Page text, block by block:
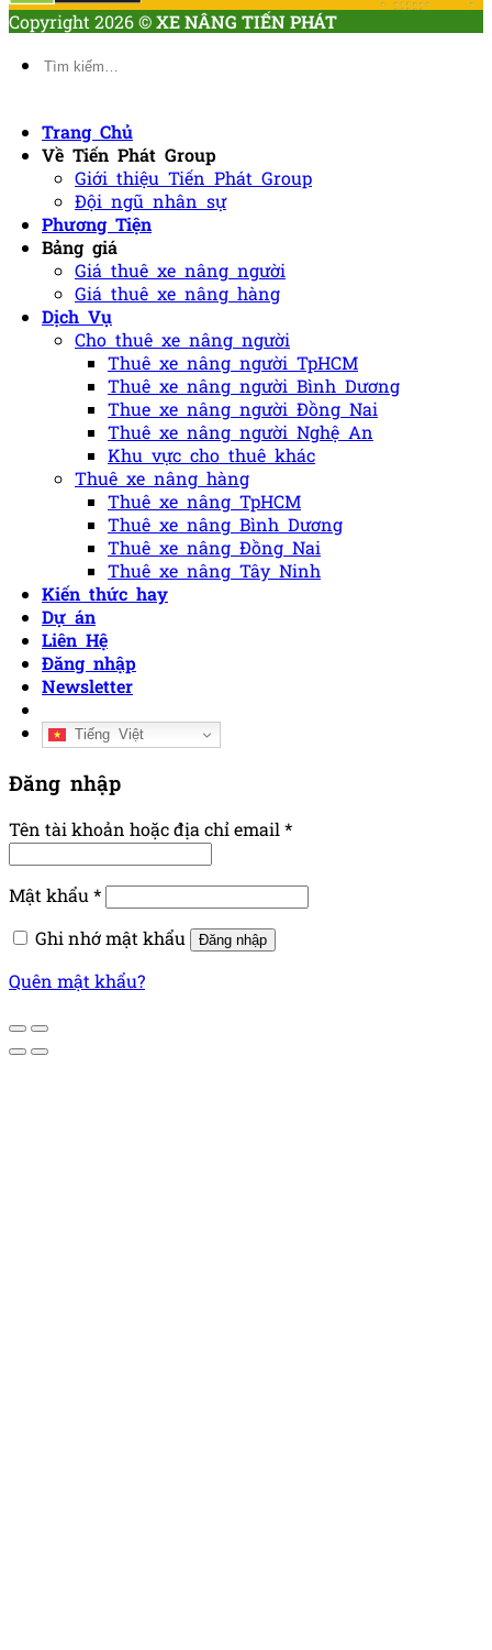
Copyright 2026 ©XE NÂNG TIẾN PHÁT
Tìm
Trang Chủ
Về Tiến Phát Group
Giới thiệu Tiến Phát Group
Đội ngũ nhân sự
Phương Tiện
Bảng giá
Giá thuê xe nâng người
Giá thuê xe nâng hàng
Dịch Vụ
Cho thuê xe nâng người
Thuê xe nâng người TpHCM
Thuê xe nâng người Bình Dương
Thue xe nâng người Đồng Nai
Thuê xe nâng người Nghệ An
Khu vực cho thuê khác
Thuê xe nâng hàng
Thuê xe nâng TpHCM
Thuê xe nâng Bình Dương
Thuê xe nâng Đồng Nai
Thuê xe nâng Tây Ninh
Kiến thức hay
Dự án
Liên Hệ
Đăng nhập
Newsletter
Tiếng Việt
Đăng nhập
Tên tài khoản hoặc địa chỉ email *
Mật khẩu *
Ghi nhớ mật khẩu
Đăng nhập
Quên mật khẩu?